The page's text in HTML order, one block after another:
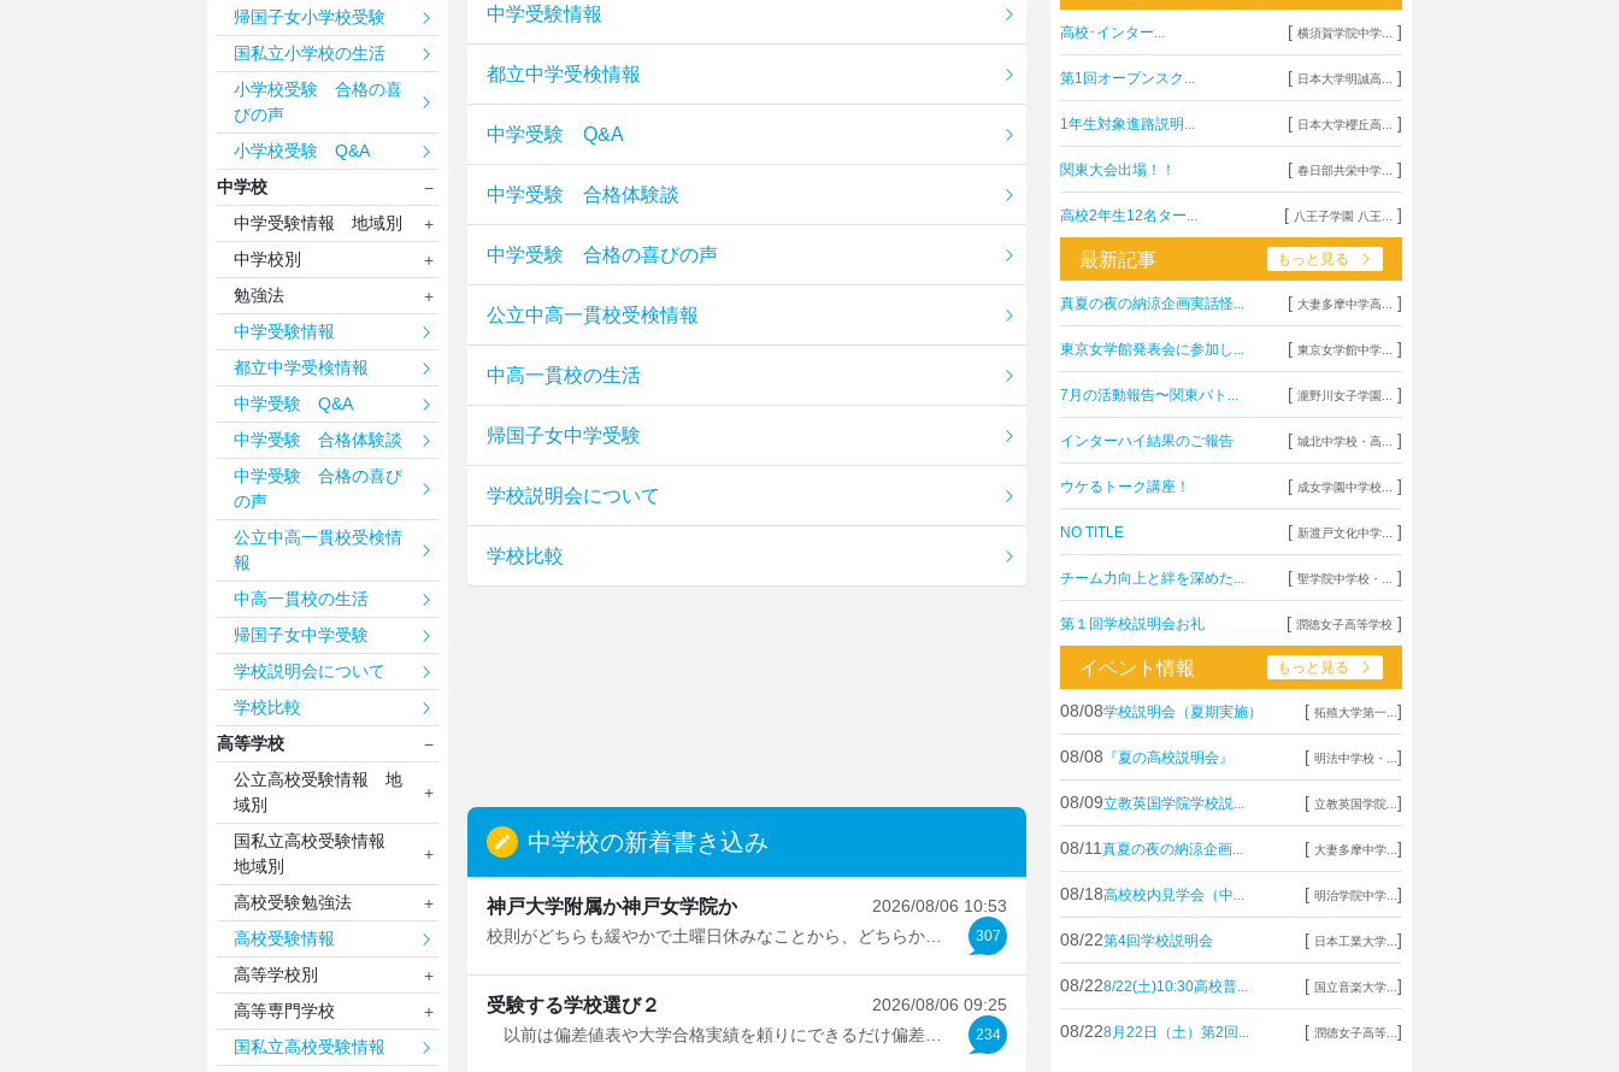
中学受験情報
都立中学受検情報
中学受験 Q&A
中学受験 合格体験談
中学受験 合格の喜びの声
公立中高一貫校受検情報
中高一貫校の生活
帰国子女中学受験
学校説明会について
学校比較
中学校の新着書き込み
神戸大学附属か神戸女学院か
2026/08/06 10:53
307
受験する学校選び２
2026/08/06 09:25
234
帰国子女小学校受験
国私立小学校の生活
小学校受験 合格の喜
びの声
小学校受験 Q&A
中学校
中学受験情報 地域別
中学校別
勉強法
中学受験情報
都立中学受検情報
中学受験 Q&A
中学受験 合格体験談
中学受験 合格の喜び
の声
公立中高一貫校受検情
報
中高一貫校の生活
帰国子女中学受験
学校説明会について
学校比較
高等学校
公立高校受験情報 地
域別
国私立高校受験情報
地域別
高校受験勉強法
高校受験情報
高等学校別
高等専門学校
国私立高校受験情報
高校･インター... [ 横須賀学院中学... ]
第1回オープンスク... [ 日本大学明誠高... ]
1年生対象進路説明... [ 日本大学櫻丘高... ]
関東大会出場！！ [ 春日部共栄中学... ]
高校2年生12名ター... [ 八王子学園 八王... ]
最新記事 もっと見る
真夏の夜の納涼企画実話怪... [ 大妻多摩中学高... ]
東京女学館発表会に参加し... [ 東京女学館中学... ]
7月の活動報告〜関東バト... [ 瀧野川女子学園... ]
インターハイ結果のご報告 [ 城北中学校・高... ]
ウケるトーク講座！ [ 成女学園中学校... ]
NO TITLE [ 新渡戸文化中学... ]
チーム力向上と絆を深めた... [ 聖学院中学校・... ]
第１回学校説明会お礼 [ 潤徳女子高等学校 ]
イベント情報 もっと見る
08/08学校説明会（夏期実施） [ 拓殖大学第一... ]
08/08 『夏の高校説明会』 [ 明法中学校・... ]
08/09立教英国学院学校説... [ 立教英国学院... ]
08/11 真夏の夜の納涼企画... [ 大妻多摩中学... ]
08/18高校校内見学会（中... [ 明治学院中学... ]
08/22第4回学校説明会 [ 日本工業大学... ]
08/228/22(土)10:30高校普... [ 国立音楽大学... ]
08/228月22日（土）第2回... [ 潤徳女子高等... ]